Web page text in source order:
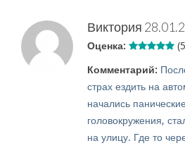
Виктория
Оценка:
Комментарий:
страх ездить на
начались
головокружения,
на улицу. Где то